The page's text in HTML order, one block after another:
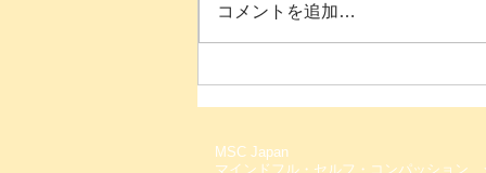
ルフ・コンパッション入門講
コメントを追加…
MSC Japan
マインドフル・セルフ・コンパッション